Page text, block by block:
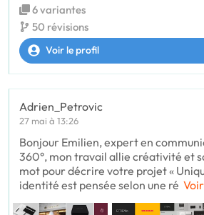
6 variantes
50 révisions
Voir le profil
Adrien_Petrovic
27 mai à 13:26
Bonjour Emilien, expert en
360°, mon travail allie créativité et
mot pour décrire votre projet «
identité est pensée selon une ré